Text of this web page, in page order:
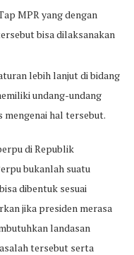
MPR yang dengan
bisa dilaksanakan
lebih lanjut di bidang
undang-undang
mengenai hal tersebut.
di Republik
bukanlah suatu
dibentuk sesuai
jika presiden merasa
landasan
tersebut serta